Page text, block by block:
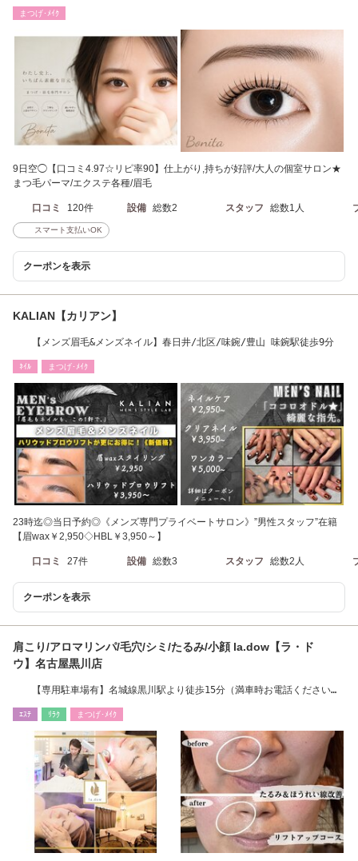
まつげ･ﾒｲｸ
9日空◯【口コミ4.97☆リピ率90】仕上がり,持ちが好評/大人の個室サロン★
まつ毛パーマ/エクステ各種/眉毛
口コミ 120件 設備 総数2 スタッフ 総数1人
スマート支払いOK
クーポンを表示
KALIAN【カリアン】
【メンズ眉毛&メンズネイル】春日井/北区/味鋺/豊山 味鋺駅徒歩9分
ﾈｲﾙ まつげ･ﾒｲｸ
23時迄◎当日予約◎《メンズ専門プライベートサロン》”男性スタッフ”在籍
【眉wax￥2,950◇HBL￥3,950～】
口コミ 27件 設備 総数3 スタッフ 総数2人
クーポンを表示
肩こり/アロマリンパ/毛穴/シミ/たるみ/小顔 la.dow【ラ・ド
ウ】名古屋黒川店
【専用駐車場有】名城線黒川駅より徒歩15分（満車時お電話くださいま
ｴｽﾃ ﾘﾗｸ まつげ･ﾒｲｸ